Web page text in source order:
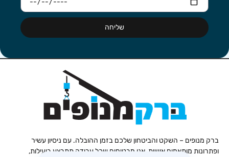
שליחה
ברק מנופים – השקט והביטחון שלכם בזמן ההובלה. עם ניסיון עשיר
ופתרונות מותאמים אישית, אנו מבטיחים שכל עבודה תתבצע ביעילות,